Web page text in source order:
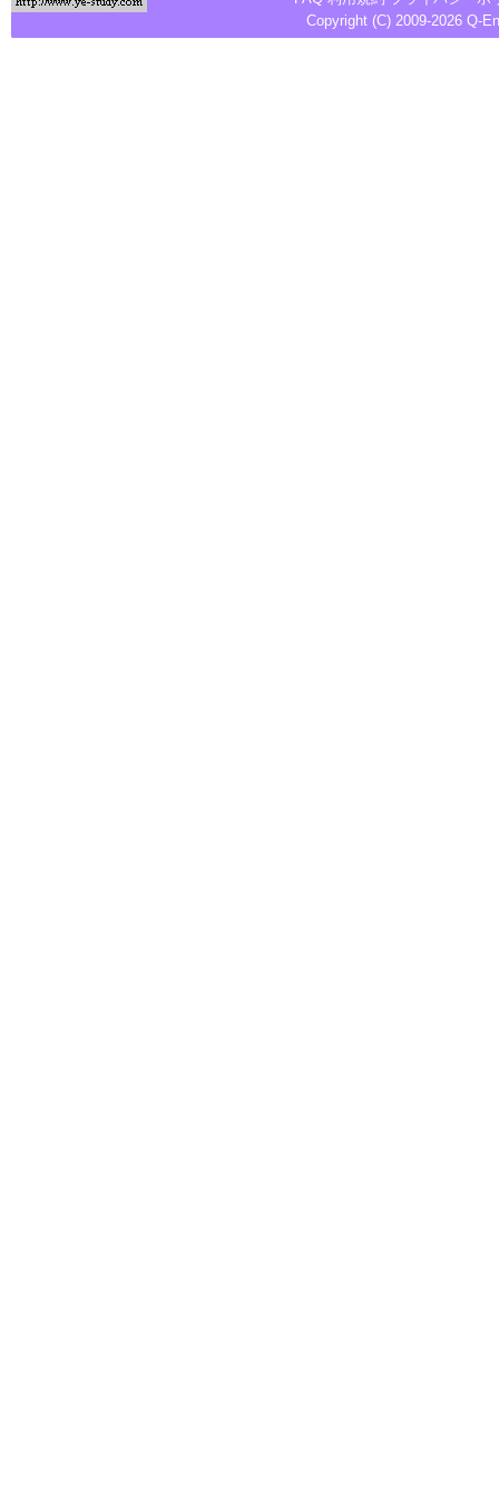
Copyright (C) 2009-2026 Q-